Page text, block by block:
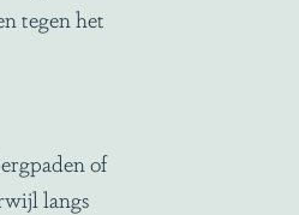
tegen het
of
langs